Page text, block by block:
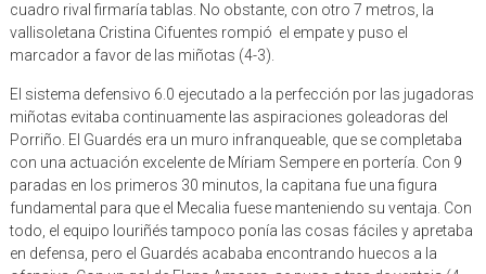
cuadro rival firmaría tablas. No obstante, con otro 7 metros, la
vallisoletana Cristina Cifuentes rompió el empate y puso el
marcador a favor de las miñotas (4-3).
El sistema defensivo 6.0 ejecutado a la perfección por las jugadoras
miñotas evitaba continuamente las aspiraciones goleadoras del
Porriño. El Guardés era un muro infranqueable, que se completaba
con una actuación excelente de Míriam Sempere en portería. Con 9
paradas en los primeros 30 minutos, la capitana fue una figura
fundamental para que el Mecalia fuese manteniendo su ventaja. Con
todo, el equipo louriñés tampoco ponía las cosas fáciles y apretaba
en defensa, pero el Guardés acababa encontrando huecos a la